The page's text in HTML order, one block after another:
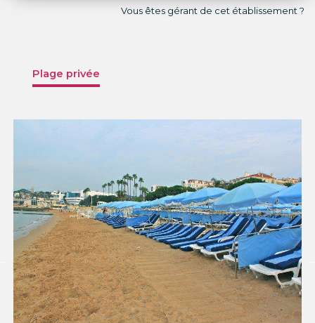
Vous êtes gérant de cet établissement ?
Plage privée